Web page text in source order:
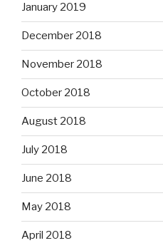
January 2019
December 2018
November 2018
October 2018
August 2018
July 2018
June 2018
May 2018
April 2018